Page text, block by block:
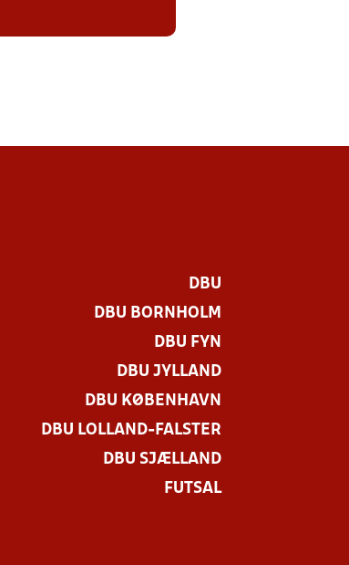
DBU
DBU BORNHOLM
DBU FYN
DBU JYLLAND
DBU KØBENHAVN
DBU LOLLAND-FALSTER
DBU SJÆLLAND
FUTSAL